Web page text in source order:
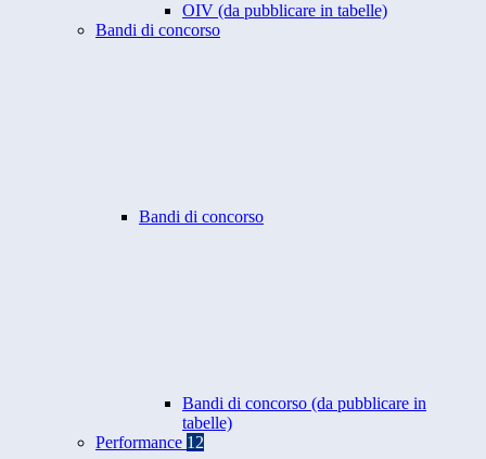
OIV (da pubblicare in tabelle)
Bandi di concorso
Bandi di concorso
Bandi di concorso (da pubblicare in
tabelle)
Performance 12